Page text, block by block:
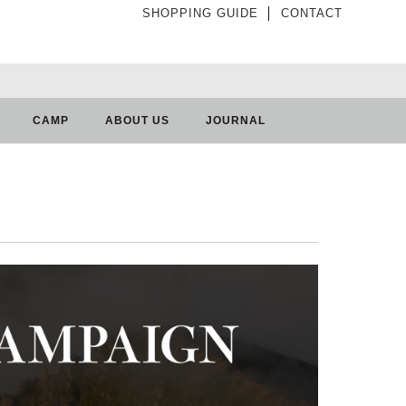
SHOPPING GUIDE CONTACT
CAMP ABOUT US JOURNAL